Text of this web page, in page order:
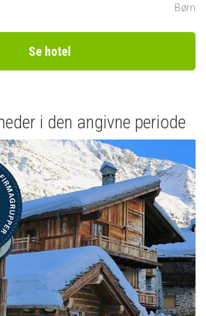
Børn
Se hotel
i den angivne periode